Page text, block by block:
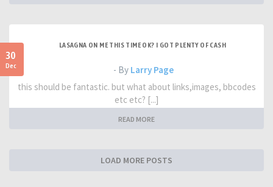
30
Dec
LASAGNA ON ME THIS TIME OK? I GOT PLENTY OF CASH
- By Larry Page
this should be fantastic. but what about links,images, bbcodes
etc etc? [...]
READ MORE
LOAD MORE POSTS